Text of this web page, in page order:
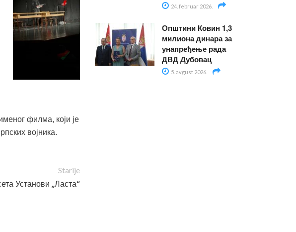
филма, који је
војника.
Starije
Установи „Ласта“
24. februar 2026.
Општини Ковин 1,3
милиона динара за
унапређење рада
ДВД Дубовац
5. avgust 2026.